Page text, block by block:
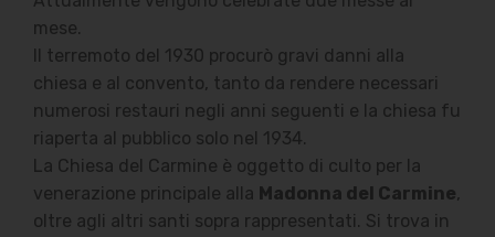
mese.
Il terremoto del 1930 procurò gravi danni alla
chiesa e al convento, tanto da rendere necessari
numerosi restauri negli anni seguenti e la chiesa fu
riaperta al pubblico solo nel 1934.
La Chiesa del Carmine è oggetto di culto per la
venerazione principale alla Madonna del Carmine,
oltre agli altri santi sopra rappresentati. Si trova in